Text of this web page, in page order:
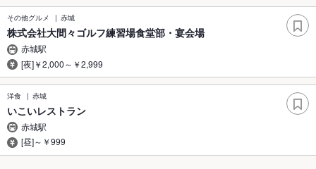
その他グルメ 赤城
株式会社大間々ゴルフ練習場食堂部・宴会場
赤城駅
[夜]￥2,000～￥2,999
洋食 赤城
いこいレストラン
赤城駅
[昼]～￥999